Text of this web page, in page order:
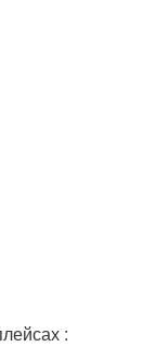
: